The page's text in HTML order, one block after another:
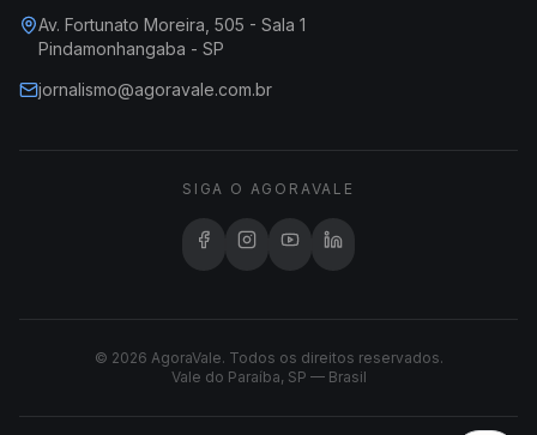
Av. Fortunato Moreira, 505 - Sala 1
Pindamonhangaba - SP
jornalismo@agoravale.com.br
SIGA O AGORAVALE
© 2026 AgoraVale. Todos os direitos reservados.
Vale do Paraíba, SP — Brasil